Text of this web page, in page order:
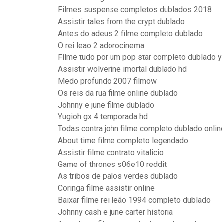
Filmes suspense completos dublados 2018
Assistir tales from the crypt dublado
Antes do adeus 2 filme completo dublado
O rei leao 2 adorocinema
Filme tudo por um pop star completo dublado
Assistir wolverine imortal dublado hd
Medo profundo 2007 filmow
Os reis da rua filme online dublado
Johnny e june filme dublado
Yugioh gx 4 temporada hd
Todas contra john filme completo dublado
About time filme completo legendado
Assistir filme contrato vitalicio
Game of thrones s06e10 reddit
As tribos de palos verdes dublado
Coringa filme assistir online
Baixar filme rei leão 1994 completo dublado
Johnny cash e june carter historia